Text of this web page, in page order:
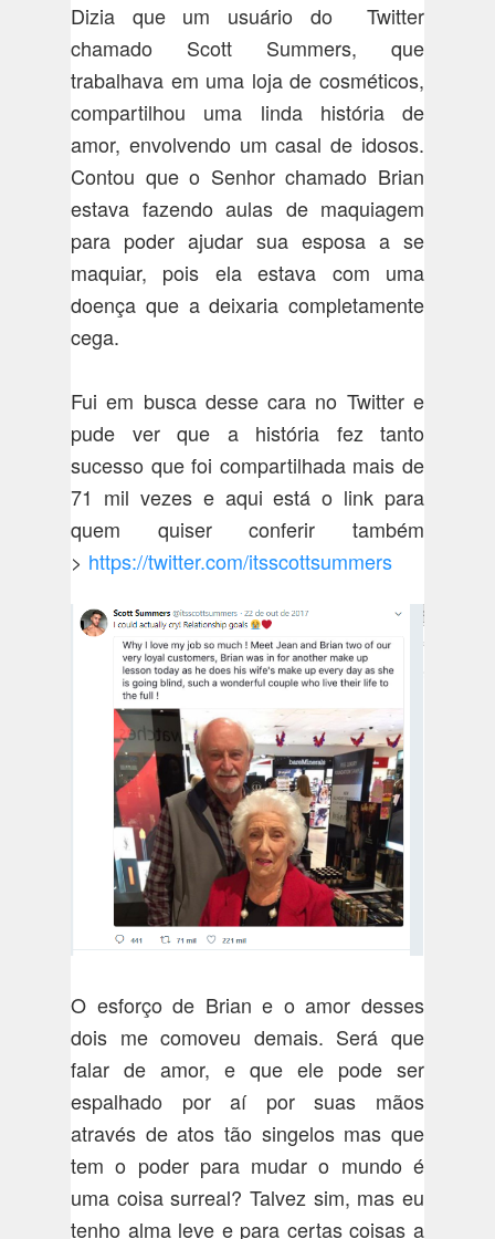
Dizia que um usuário do Twitter
chamado Scott Summers, que
trabalhava em uma loja de cosméticos,
compartilhou uma linda história de
amor, envolvendo um casal de idosos.
Contou que o Senhor chamado Brian
estava fazendo aulas de maquiagem
para poder ajudar sua esposa a se
maquiar, pois ela estava com uma
doença que a deixaria completamente
cega.
Fui em busca desse cara no Twitter e
pude ver que a história fez tanto
sucesso que foi compartilhada mais de
71 mil vezes e aqui está o link para
quem quiser conferir também
> https://twitter.com/itsscottsummers
O esforço de Brian e o amor desses
dois me comoveu demais. Será que
falar de amor, e que ele pode ser
espalhado por aí por suas mãos
através de atos tão singelos mas que
tem o poder para mudar o mundo é
uma coisa surreal? Talvez sim, mas eu
tenho alma leve e para certas coisas a